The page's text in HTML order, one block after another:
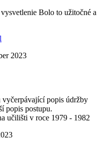
Bolo to užitočné a
2023
vyčerpávající popis údržby
popis postupu.
učilišti v roce 1979 - 1982